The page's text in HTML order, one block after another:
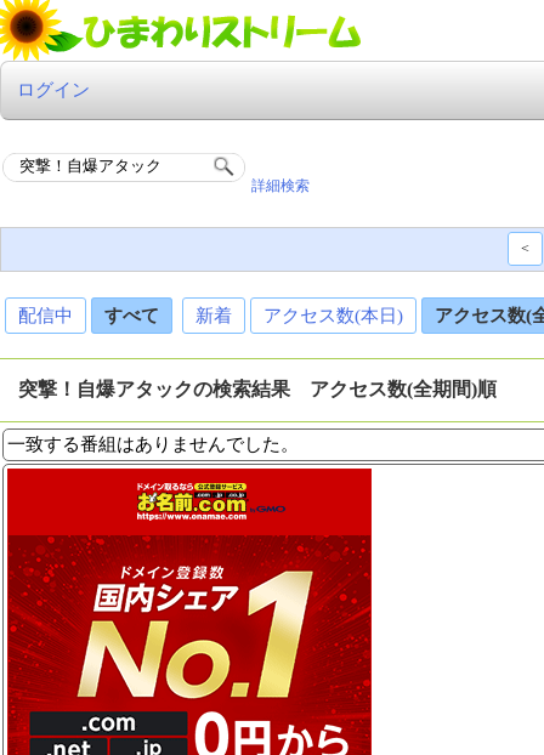
ログイン
詳細検索
<
配信中 すべて 新着 アクセス数(本日) アクセス数(
突撃！自爆アタックの検索結果 アクセス数(全期間)順
一致する番組はありませんでした。